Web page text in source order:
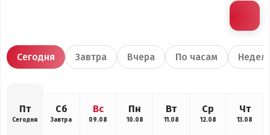
Сегодня Завтра Вчера По часам
Пт
Сегодня
Сб
Завтра
Вс
09.08
Пн
10.08
Вт
11.08
Ср
12.08
Чт
13.08